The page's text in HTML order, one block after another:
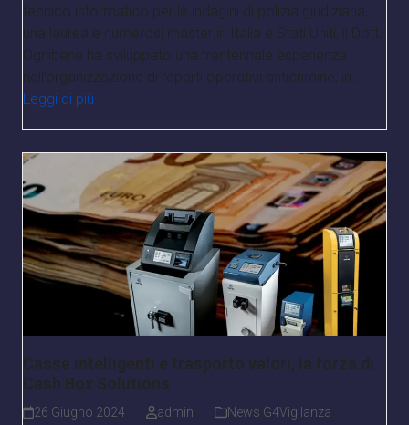
tecnico informatico per le indagini di polizia giudiziaria,
una laurea e numerosi master in Italia e Stati Uniti, il Dott.
Ognibene ha sviluppato una trentennale esperienza
nell’organizzazione di reparti operativi anticrimine, in…
Leggi di più
Casse intelligenti e trasporto valori, la forza di
Cash Box Solutions
26 Giugno 2024 admin News G4Vigilanza